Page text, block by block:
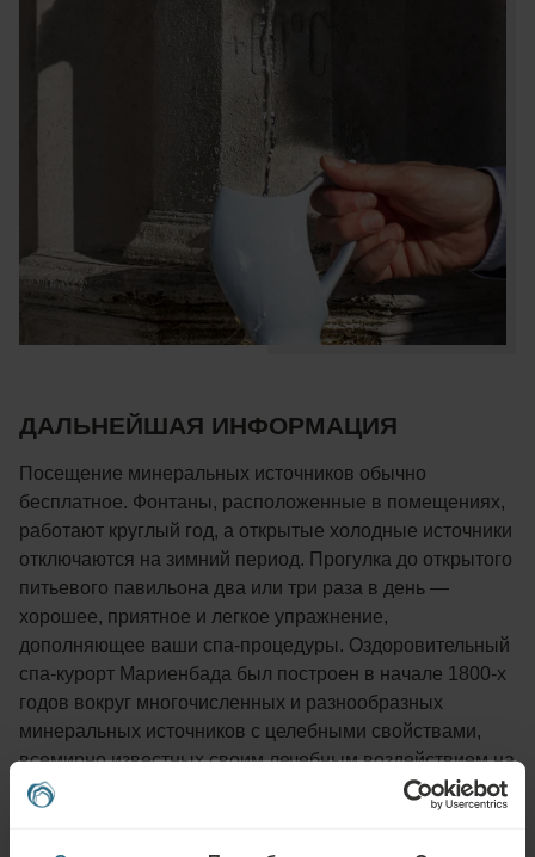
ДАЛЬНЕЙШАЯ ИНФОРМАЦИЯ
Посещение минеральных источников обычно
бесплатное. Фонтаны, расположенные в помещениях,
работают круглый год, а открытые холодные источники
отключаются на зимний период. Прогулка до открытого
питьевого павильона два или три раза в день —
хорошее, приятное и легкое упражнение,
дополняющее ваши спа-процедуры. Оздоровительный
спа-курорт Мариенбада был построен в начале 1800-х
годов вокруг многочисленных и разнообразных
минеральных источников с целебными свойствами,
всемирно известных своим лечебным воздействием на
мочевыводящие пути (а именно камни) и